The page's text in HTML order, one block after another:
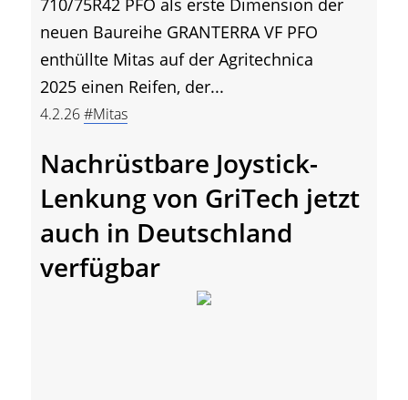
710/75R42 PFO als erste Dimension der
neuen Baureihe GRANTERRA VF PFO
enthüllte Mitas auf der Agritechnica
2025 einen Reifen, der...
4.2.26#Mitas
Nachrüstbare Joystick-
Lenkung von GriTech jetzt
auch in Deutschland
verfügbar